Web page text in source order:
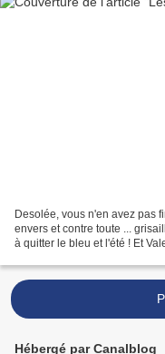
Desolée, vous n'en avez pas
envers et contre toute ...
à quitter le bleu et l'été ! Et
Hébergé par Canalblog